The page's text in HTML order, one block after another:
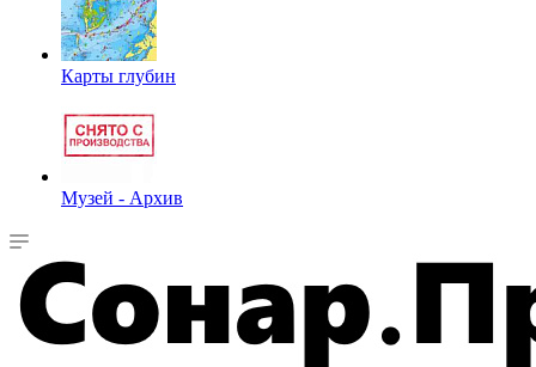
Карты глубин
Музей - Архив